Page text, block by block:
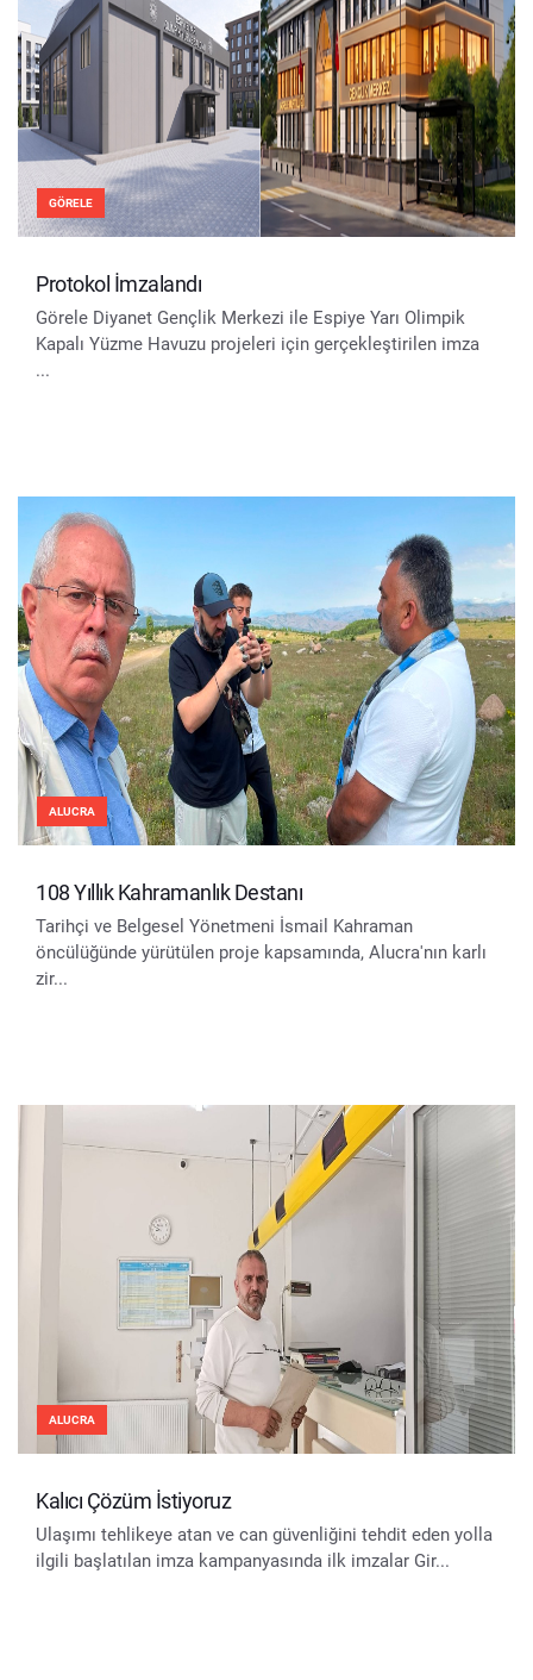
GÖRELE
Protokol İmzalandı
Görele Diyanet Gençlik Merkezi ile Espiye Yarı Olimpik
Kapalı Yüzme Havuzu projeleri için gerçekleştirilen imza
...
ALUCRA
108 Yıllık Kahramanlık Destanı
Tarihçi ve Belgesel Yönetmeni İsmail Kahraman
öncülüğünde yürütülen proje kapsamında, Alucra'nın karlı
zir...
ALUCRA
Kalıcı Çözüm İstiyoruz
Ulaşımı tehlikeye atan ve can güvenliğini tehdit eden yolla
ilgili başlatılan imza kampanyasında ilk imzalar Gir...